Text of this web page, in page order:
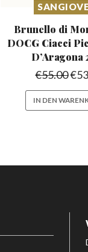
Brunello di
DOCG Ciacci
D’Aragona
€55.00€
IN DEN